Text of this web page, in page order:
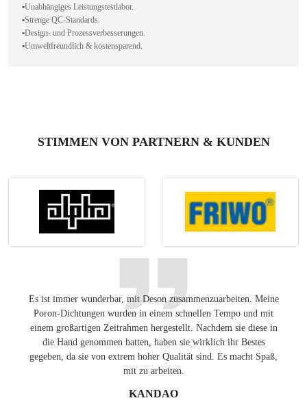
▪️Unabhängiges Leistungstestlabor.
▪️Strenge QC-Standards.
▪️Design- und Prozessverbesserungen.
▪️Umweltfreundlich & kostensparend.
STIMMEN VON PARTNERN & KUNDEN
Es ist immer wunderbar, mit Deson zusammenzuarbeiten. Meine
Poron-Dichtungen wurden in einem schnellen Tempo und mit
einem großartigen Zeitrahmen hergestellt. Nachdem sie diese in
die Hand genommen hatten, haben sie wirklich ihr Bestes
gegeben, da sie von extrem hoher Qualität sind. Es macht Spaß,
mit zu arbeiten.
KANDAO